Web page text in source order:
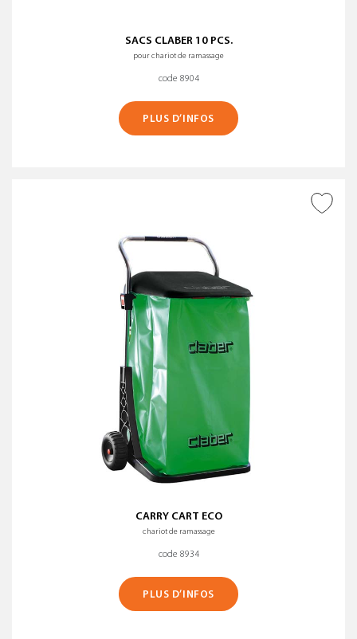
SACS CLABER 10 PCS.
pour chariot de ramassage
code 8904
PLUS D’INFOS
CARRY CART ECO
chariot de ramassage
code 8934
PLUS D’INFOS